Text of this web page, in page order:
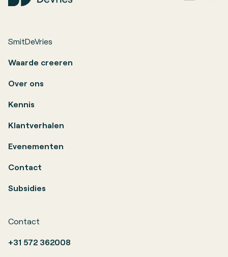
SmitDeVries
Waarde creeren
Over ons
Kennis
Klantverhalen
Evenementen
Contact
Subsidies
Contact
+31 572 362008